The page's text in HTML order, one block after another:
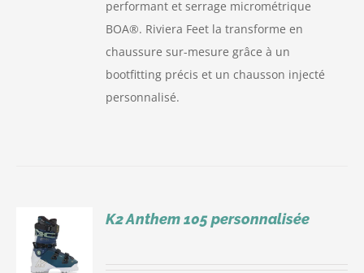
performant et serrage micrométrique
BOA®. Riviera Feet la transforme en
chaussure sur-mesure grâce à un
bootfitting précis et un chausson injecté
personnalisé.
K2 Anthem 105 personnalisée